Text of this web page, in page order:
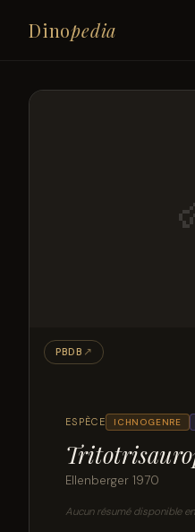
Dinopedia
ESPÈCE ICHNOGENRE
Ellenberger 1970
Aucun résumé disponible
PBDB ↗